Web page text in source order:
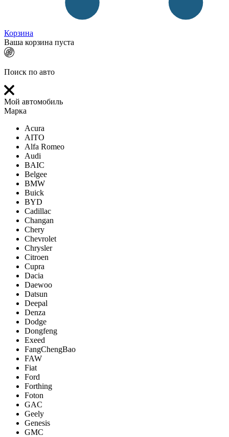
Корзина
Ваша корзина пуста
Поиск по авто
Мой автомобиль
Марка
Acura
AITO
Alfa Romeo
Audi
BAIC
Belgee
BMW
Buick
BYD
Cadillac
Changan
Chery
Chevrolet
Chrysler
Citroen
Cupra
Dacia
Daewoo
Datsun
Deepal
Denza
Dodge
Dongfeng
Exeed
FangChengBao
FAW
Fiat
Ford
Forthing
Foton
GAC
Geely
Genesis
GMC